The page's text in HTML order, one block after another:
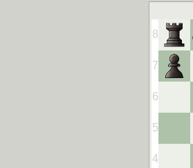
8
7
6
5
4